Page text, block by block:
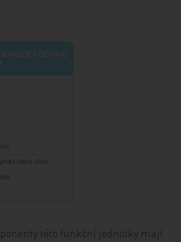
této funkční jednotky mají